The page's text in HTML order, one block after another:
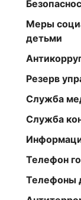
Меры
детьми
Резерв
Служба
Служба
Телефон
Телефоны